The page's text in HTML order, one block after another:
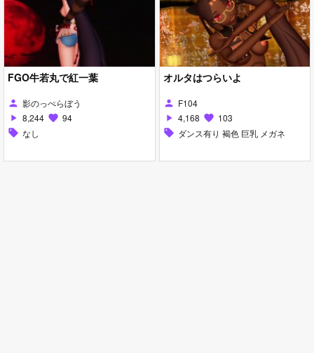
FGO牛若丸で紅一葉
person 影のっぺらぼう
play_arrow 8,244 favorite 94
sell なし
オルタはつらいよ
person F104
play_arrow 4,168 favorite 103
sell ダンス有り 褐色 巨乳 メガネ